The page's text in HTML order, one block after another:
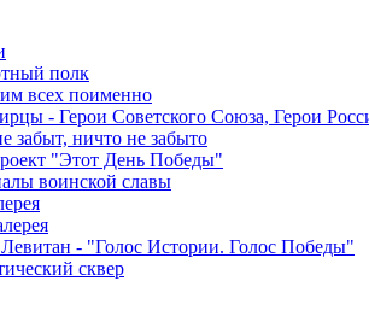
полк
всех поименно
- Герои Советского Союза, Герои
забыт, ничто не забыто
"Этот День Победы"
воинской славы
- "Голос Истории. Голос Победы"
сквер